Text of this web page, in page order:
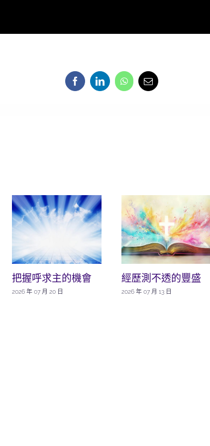
把握呼求主的機會
2026 年 07 月 20 日
經歷測不透的豐盛
2026 年 07 月 13 日